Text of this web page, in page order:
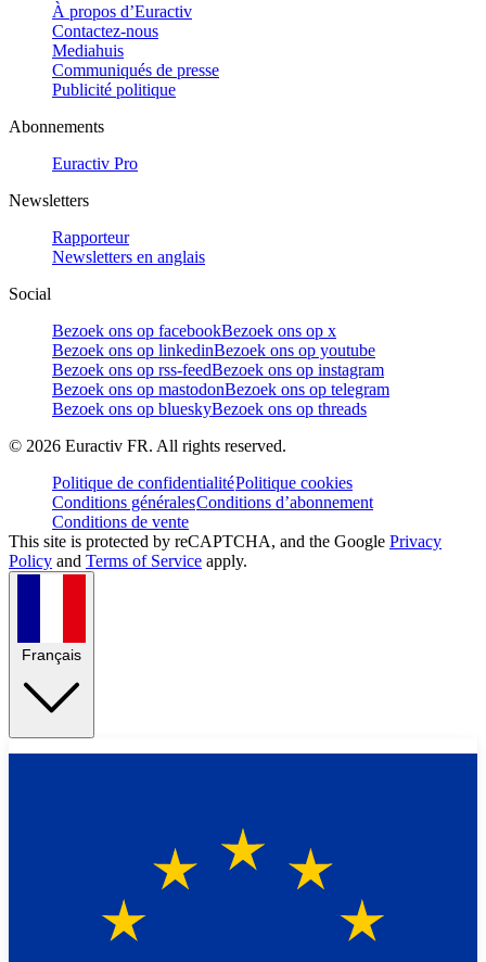
À propos d’Euractiv
Contactez-nous
Mediahuis
Communiqués de presse
Publicité politique
Abonnements
Euractiv Pro
Newsletters
Rapporteur
Newsletters en anglais
Social
Bezoek ons op facebookBezoek ons op x
Bezoek ons op linkedinBezoek ons op youtube
Bezoek ons op rss-feedBezoek ons op instagram
Bezoek ons op mastodonBezoek ons op telegram
Bezoek ons op blueskyBezoek ons op threads
© 2026 Euractiv FR. All rights reserved.
Politique de confidentialitéPolitique cookies
Conditions généralesConditions d’abonnement
Conditions de vente
This site is protected by reCAPTCHA, and the Google Privacy
Policy and Terms of Service apply.
Français